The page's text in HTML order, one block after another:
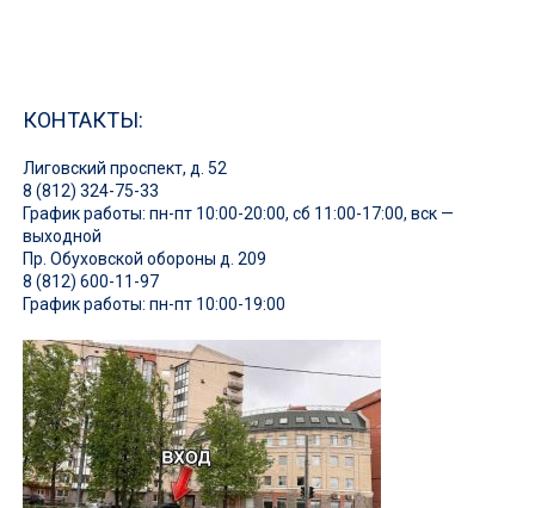
КОНТАКТЫ:
Лиговский проспект, д. 52
8 (812) 324-75-33
График работы: пн-пт 10:00-20:00, сб 11:00-17:00, вск —
выходной
Пр. Обуховской обороны д. 209
8 (812) 600-11-97
График работы: пн-пт 10:00-19:00